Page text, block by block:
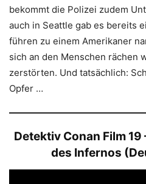
bekommt die Polizei zudem
auch in Seattle gab es bereits
führen zu einem Amerikaner
sich an den Menschen rächen
zerstörten. Und tatsächlich:
Opfer …
Detektiv Conan Film
des Infernos